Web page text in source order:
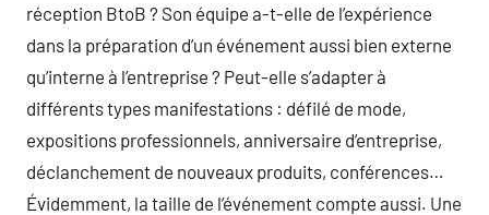
réception BtoB ? Son équipe a-t-elle de l’expérience
dans la préparation d’un événement aussi bien externe
qu’interne à l’entreprise ? Peut-elle s’adapter à
différents types manifestations : défilé de mode,
expositions professionnels, anniversaire d’entreprise,
déclanchement de nouveaux produits, conférences…
Évidemment, la taille de l’événement compte aussi. Une